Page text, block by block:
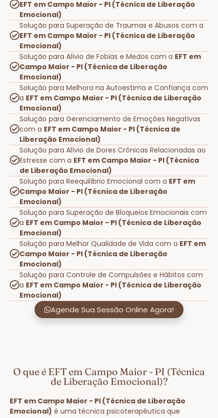
EFT em Campo Maior - PI (Técnica de Liberação
Emocional)
Solução para Superação de Traumas e Abusos com a
EFT em Campo Maior - PI (Técnica de Liberação
Emocional)
Solução para Alívio de Fobias e Medos com a EFT em
Campo Maior - PI (Técnica de Liberação
Emocional)
Solução para Melhora na Autoestima e Confiança com
a EFT em Campo Maior - PI (Técnica de Liberação
Emocional)
Solução para Gerenciamento de Emoções Negativas
com a EFT em Campo Maior - PI (Técnica de
Liberação Emocional)
Solução para Alívio de Dores Crônicas Relacionadas ao
Estresse com a EFT em Campo Maior - PI (Técnica
de Liberação Emocional)
Solução para Reequilíbrio Emocional com a EFT em
Campo Maior - PI (Técnica de Liberação
Emocional)
Solução para Superação de Bloqueios Emocionais com
a EFT em Campo Maior - PI (Técnica de Liberação
Emocional)
Solução para Melhor Qualidade de Vida com a EFT em
Campo Maior - PI (Técnica de Liberação
Emocional)
Solução para Controle de Compulsões e Hábitos com
a EFT em Campo Maior - PI (Técnica de Liberação
Emocional)
Agende Sua Sessão Online Agora!
O que é EFT em Campo Maior - PI (Técnica
de Liberação Emocional)?
EFT em Campo Maior - PI (Técnica de Liberação
Emocional) é uma técnica psicoterapêutica que